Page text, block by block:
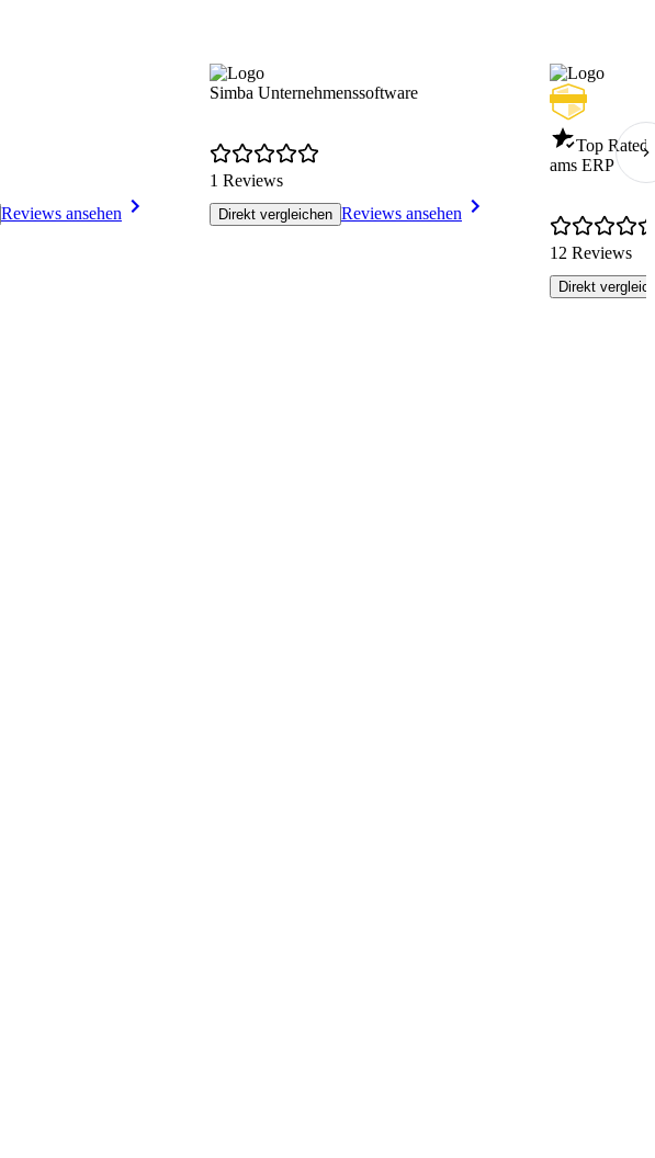
Reviews ansehen
Simba Unternehmenssoftware
1 Reviews
Direkt vergleichen Reviews ansehen
Top Rated
ams ERP
12 Reviews
Direkt